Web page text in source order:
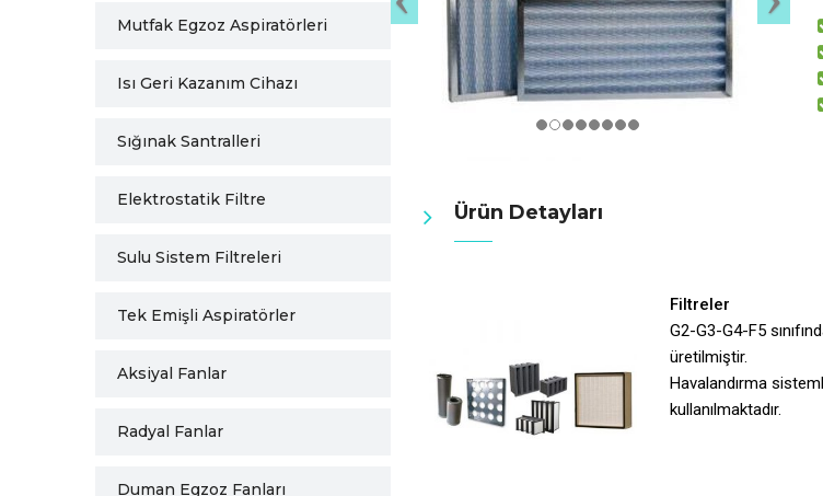
Ürün Detayları
Filtreler
G2-G3-G4-F5
üretilmiştir.
Havalandırma
kullanılmaktadır.
Mutfak Egzoz Aspiratörleri
Isı Geri Kazanım Cihazı
Sığınak Santralleri
Elektrostatik Filtre
Sulu Sistem Filtreleri
Tek Emişli Aspiratörler
Aksiyal Fanlar
Radyal Fanlar
Duman Egzoz Fanları